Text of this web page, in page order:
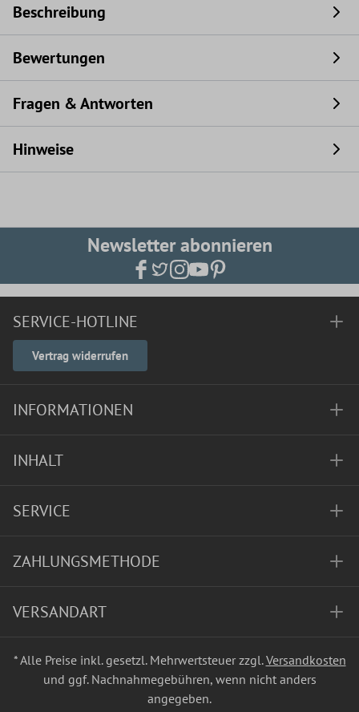
Beschreibung
Bewertungen
Fragen & Antworten
Hinweise
Newsletter abonnieren
SERVICE-HOTLINE
Vertrag widerrufen
INFORMATIONEN
INHALT
SERVICE
ZAHLUNGSMETHODE
VERSANDART
* Alle Preise inkl. gesetzl. Mehrwertsteuer zzgl.Versandkosten
und ggf. Nachnahmegebühren, wenn nicht anders
angegeben.